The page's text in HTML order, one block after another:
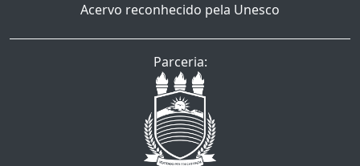
Acervo reconhecido pela Unesco
Parceria: